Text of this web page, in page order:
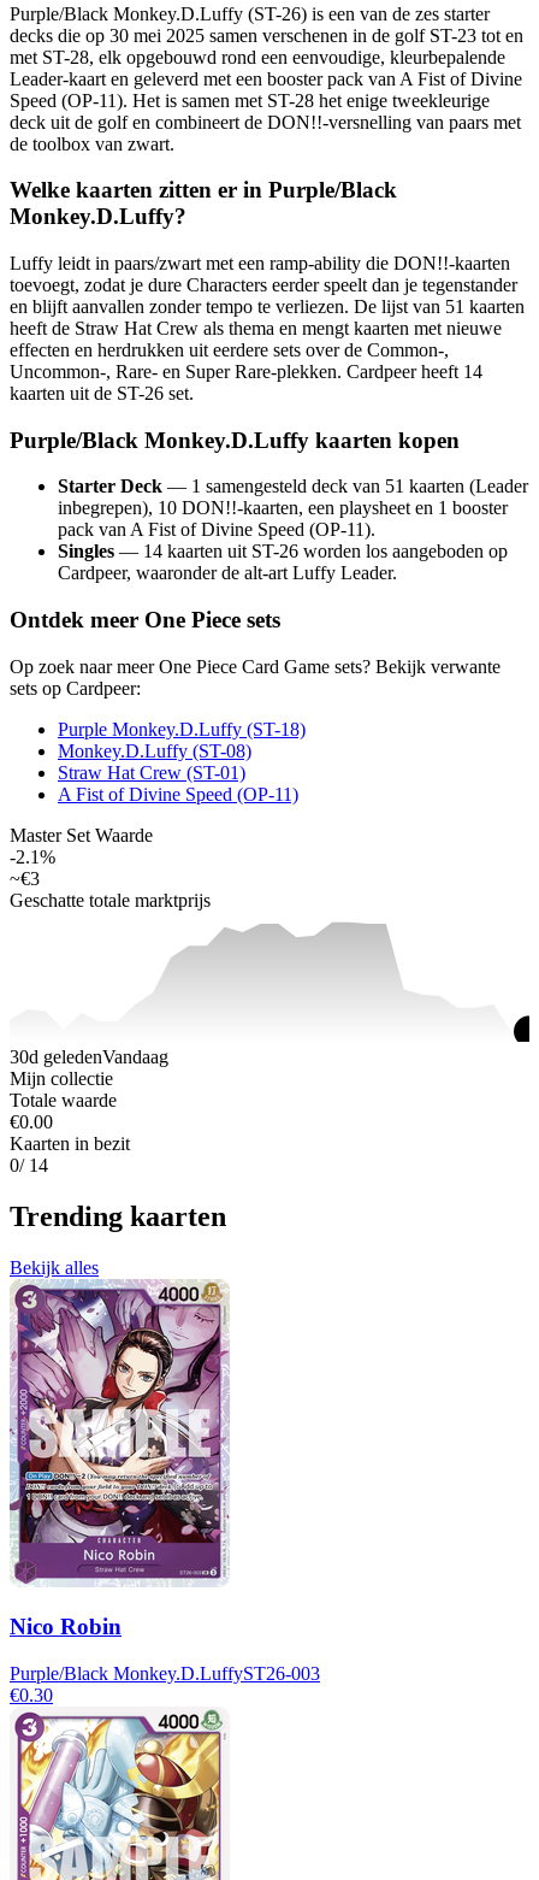
Purple/Black Monkey.D.Luffy (ST-26) is een van de zes starter
decks die op 30 mei 2025 samen verschenen in de golf ST-23 tot en
met ST-28, elk opgebouwd rond een eenvoudige, kleurbepalende
Leader-kaart en geleverd met een booster pack van A Fist of Divine
Speed (OP-11). Het is samen met ST-28 het enige tweekleurige
deck uit de golf en combineert de DON!!-versnelling van paars met
de toolbox van zwart.
Welke kaarten zitten er in Purple/Black
Monkey.D.Luffy?
Luffy leidt in paars/zwart met een ramp-ability die DON!!-kaarten
toevoegt, zodat je dure Characters eerder speelt dan je tegenstander
en blijft aanvallen zonder tempo te verliezen. De lijst van 51 kaarten
heeft de Straw Hat Crew als thema en mengt kaarten met nieuwe
effecten en herdrukken uit eerdere sets over de Common-,
Uncommon-, Rare- en Super Rare-plekken. Cardpeer heeft 14
kaarten uit de ST-26 set.
Purple/Black Monkey.D.Luffy kaarten kopen
Starter Deck — 1 samengesteld deck van 51 kaarten (Leader
inbegrepen), 10 DON!!-kaarten, een playsheet en 1 booster
pack van A Fist of Divine Speed (OP-11).
Singles — 14 kaarten uit ST-26 worden los aangeboden op
Cardpeer, waaronder de alt-art Luffy Leader.
Ontdek meer One Piece sets
Op zoek naar meer One Piece Card Game sets? Bekijk verwante
sets op Cardpeer:
Purple Monkey.D.Luffy (ST-18)
Monkey.D.Luffy (ST-08)
Straw Hat Crew (ST-01)
A Fist of Divine Speed (OP-11)
Master Set Waarde
-2.1%
~€3
Geschatte totale marktprijs
30d geledenVandaag
Mijn collectie
Totale waarde
€0.00
Kaarten in bezit
0/ 14
Trending kaarten
Bekijk alles
Nico Robin
Purple/Black Monkey.D.LuffyST26-003
€0.30